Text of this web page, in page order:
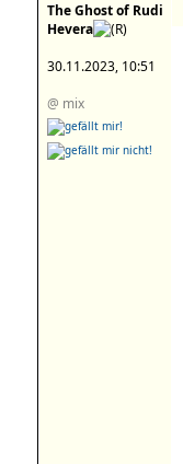
The Ghost of Rudi
Hevera
30.11.2023, 10:51
@ mix